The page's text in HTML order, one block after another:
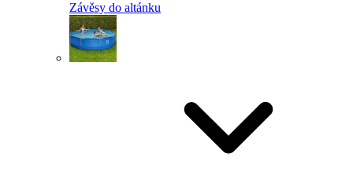
Závěsy do altánku